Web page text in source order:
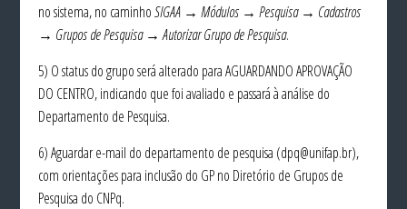
no sistema, no caminhoSIGAA → Módulos → Pesquisa → Cadastros
→ Grupos de Pesquisa → Autorizar Grupo de Pesquisa.
5) O status do grupo será alterado para AGUARDANDO APROVAÇÃO
DO CENTRO, indicando que foi avaliado e passará à análise do
Departamento de Pesquisa.
6) Aguardar e-mail do departamento de pesquisa (dpq@unifap.br),
com orientações para inclusão do GP no Diretório de Grupos de
Pesquisa do CNPq.